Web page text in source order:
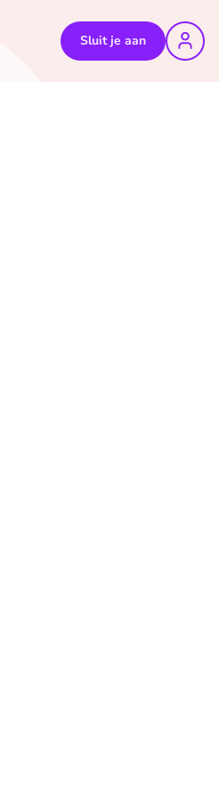
Sluit je aan